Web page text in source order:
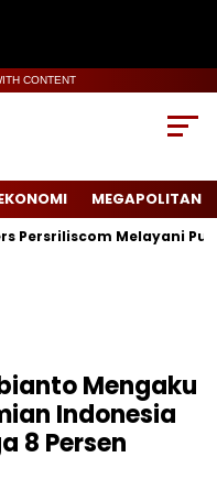
CONTENT
MEGAPOLITAN
Melayani
Mengaku
Indonesia
8 Persen